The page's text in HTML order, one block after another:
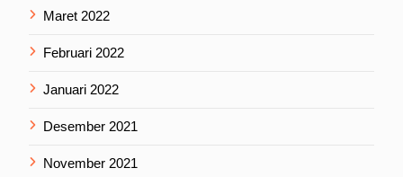
Maret 2022
Februari 2022
Januari 2022
Desember 2021
November 2021